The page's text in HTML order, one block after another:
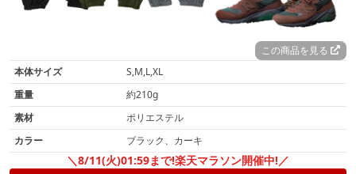
この商品を見る
本体サイズ
S,M,L,XL
重量
約210g
素材
ポリエステル
カラー
ブラック、カーキ
＼8/11(火)01:59まで!楽天マラソン開催中!／